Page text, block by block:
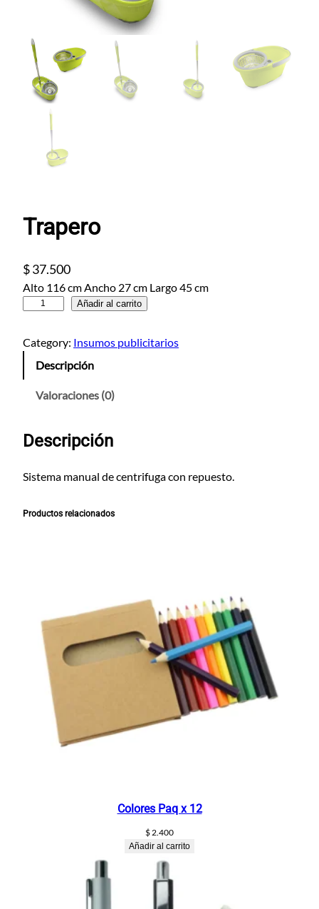
Trapero
$37.500
Alto 116 cm Ancho 27 cm Largo 45 cm
a
p
a
t
d
Añadir al carrito
Category: Insumos publicitarios
Descripción
Valoraciones (0)
Descripción
Sistema manual de centrifuga con repuesto.
Productos relacionados
Colores Paq x 12
$2.400
Añadir al carrito